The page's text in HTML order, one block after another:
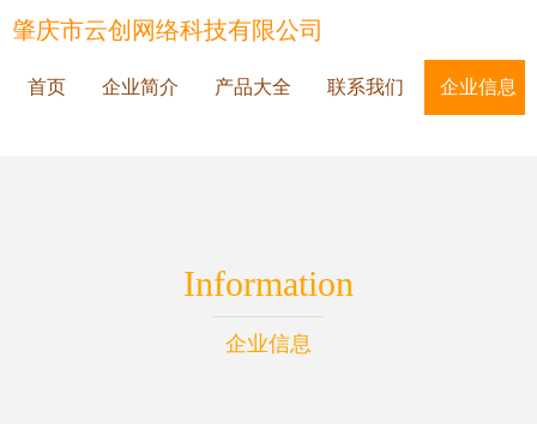
肇庆市云创网络科技有限公司
首页 企业简介 产品大全 联系我们 企业信息
Information
企业信息